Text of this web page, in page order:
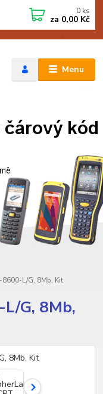
Menu
0 ks
za 0,00 Kč
8600-L/G, 8Mb, Kit
G, 8Mb,